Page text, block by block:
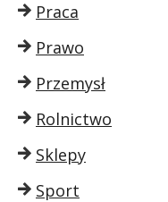
Praca
Prawo
Przemysł
Rolnictwo
Sklepy
Sport